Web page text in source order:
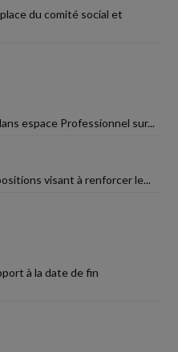
du comité social et
espace Professionnel sur...
visant à renforcer le...
à la date de fin